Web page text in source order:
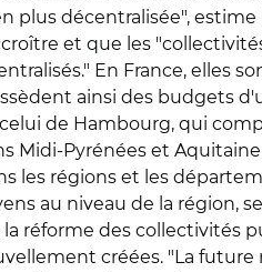
plus décentralisée",
et que les
En France, elles
ainsi des budgets
de Hambourg, qui
Midi-Pyrénées et
les régions et les
au niveau de la région,
réforme des collectivités
créées. "La